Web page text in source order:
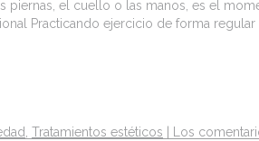
piernas, el cuello o las manos, es el
Practicando ejercicio de forma
, Tratamientos estéticos Los